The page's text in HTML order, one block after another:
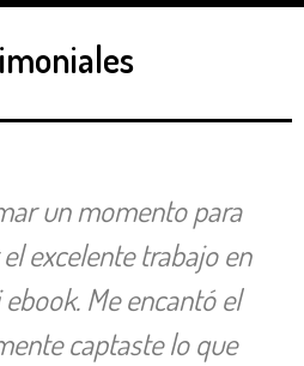
un momento para
excelente trabajo en
Me encantó el
captaste lo que